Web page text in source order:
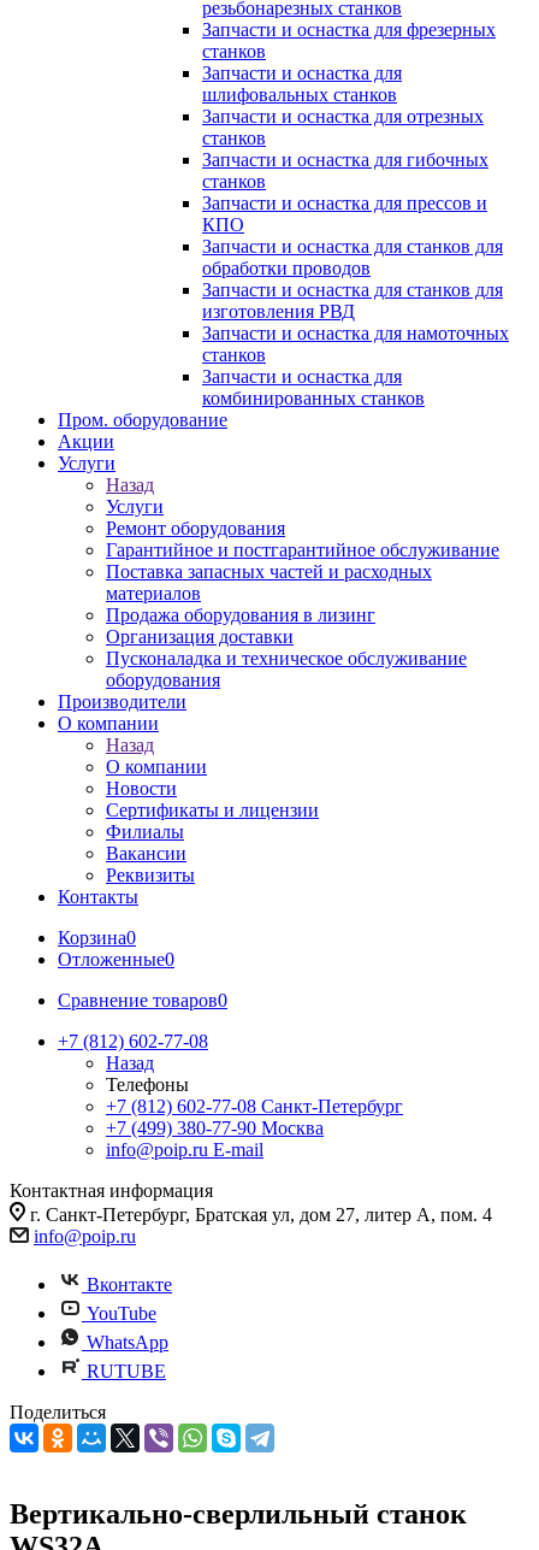
резьбонарезных станков
Запчасти и оснастка для фрезерных
станков
Запчасти и оснастка для
шлифовальных станков
Запчасти и оснастка для отрезных
станков
Запчасти и оснастка для гибочных
станков
Запчасти и оснастка для прессов и
КПО
Запчасти и оснастка для станков для
обработки проводов
Запчасти и оснастка для станков для
изготовления РВД
Запчасти и оснастка для намоточных
станков
Запчасти и оснастка для
комбинированных станков
Пром. оборудование
Акции
Услуги
Назад
Услуги
Ремонт оборудования
Гарантийное и постгарантийное обслуживание
Поставка запасных частей и расходных
материалов
Продажа оборудования в лизинг
Организация доставки
Пусконаладка и техническое обслуживание
оборудования
Производители
О компании
Назад
О компании
Новости
Сертификаты и лицензии
Филиалы
Вакансии
Реквизиты
Контакты
Корзина0
Отложенные0
Сравнение товаров0
+7 (812) 602-77-08
Назад
Телефоны
+7 (812) 602-77-08 Санкт-Петербург
+7 (499) 380-77-90 Москва
info@poip.ru E-mail
Контактная информация
г. Санкт-Петербург, Братская ул, дом 27, литер А, пом. 4
info@poip.ru
Вконтакте
YouTube
WhatsApp
RUTUBE
Поделиться
Вертикально-сверлильный станок